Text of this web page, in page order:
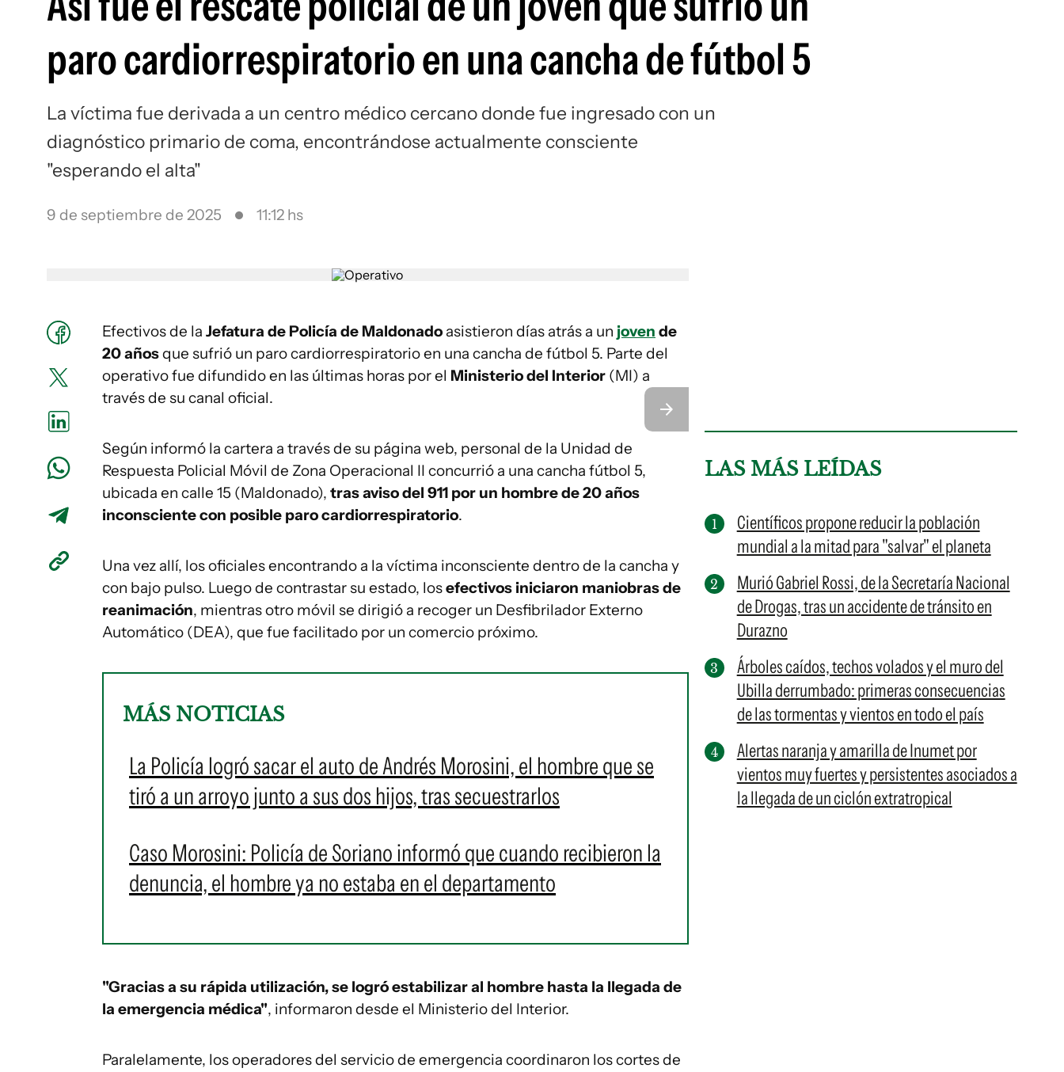
paro cardiorrespiratorio en una cancha de fútbol 5
La víctima fue derivada a un centro médico cercano donde fue ingresado con un
diagnóstico primario de coma, encontrándose actualmente consciente
"esperando el alta"
9 de septiembre de 2025 11:12 hs
Efectivos de la Jefatura de Policía de Maldonado asistieron días atrás a un joven de
20 añosque sufrió un paro cardiorrespiratorio en una cancha de fútbol 5. Parte del
operativo fue difundido en las últimas horas por el Ministerio del Interior (MI) a
través de su canal oficial.
Según informó la cartera a través de su página web, personal de la Unidad de
Respuesta Policial Móvil de Zona Operacional II concurrió a una cancha fútbol 5,
ubicada en calle 15 (Maldonado), tras aviso del 911 por un hombre de 20 años
inconsciente con posible paro cardiorrespiratorio.
Una vez allí, los oficiales encontrando a la víctima inconsciente dentro de la cancha y
con bajo pulso. Luego de contrastar su estado, losefectivos iniciaron maniobras de
reanimación, mientras otro móvil se dirigió a recoger un Desfibrilador Externo
Automático (DEA), que fue facilitado por un comercio próximo.
MÁS NOTICIAS
La Policía logró sacar el auto de Andrés Morosini, el hombre que se
tiró a un arroyo junto a sus dos hijos, tras secuestrarlos
Caso Morosini: Policía de Soriano informó que cuando recibieron la
denuncia, el hombre ya no estaba en el departamento
"Gracias a su rápida utilización, se logró estabilizar al hombre hasta la llegada de
la emergencia médica", informaron desde el Ministerio del Interior.
Paralelamente, los operadores del servicio de emergencia coordinaron los cortes de
LAS MÁS LEÍDAS
Científicos propone reducir la población
mundial a la mitad para "salvar" el planeta
Murió Gabriel Rossi, de la Secretaría Nacional
de Drogas, tras un accidente de tránsito en
Durazno
Árboles caídos, techos volados y el muro del
Ubilla derrumbado: primeras consecuencias
de las tormentas y vientos en todo el país
Alertas naranja y amarilla de Inumet por
vientos muy fuertes y persistentes asociados a
la llegada de un ciclón extratropical